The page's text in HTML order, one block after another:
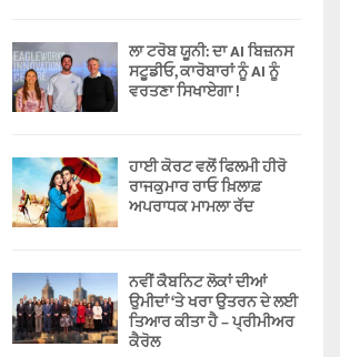
ਲਾ ਟਰੋਬ ਯੂਨੀ: ਦਾ AI ਬਿਜ਼ਨਸ
ਸਟੂਡੀਓ, ਕਾਰੋਬਾਰਾਂ ਨੂੰ AI ਨੂੰ
ਵਰਤਣਾ ਸਿਖਾਏਗਾ !
ਹਾਈ ਕੋਰਟ ਵਲੋਂ ਫਿਲਮੀ ਹੀਰੋ
ਰਾਜਕੁਮਾਰ ਰਾਓ ਖ਼ਿਲਾਫ਼
ਅਪਰਾਧਕ ਮਾਮਲਾ ਰੱਦ
ਨਵੀਂ ਕੈਬਨਿਟ ਲੋਕਾਂ ਦੀਆਂ
ਉਮੀਦਾਂ ‘ਤੇ ਖਰਾ ਉਤਰਨ ਦੇ ਲਈ
ਤਿਆਰ ਕੀਤਾ ਹੈ – ਪ੍ਰੀਮੀਅਰ
ਕੈਰੋਲ